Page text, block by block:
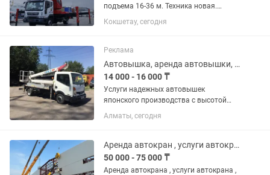
подъема 16-36 м. Техника новая.
Любая форма оплаты. Предоставляем
все необходимые документы.
регион. Гибкая система скидок.
Кокшетау, сегодня
Реклама
Автовышка, аренда автовышки, кобра, услуги автовышки по г Алматы и области!
14 000 - 16 000 ₸
Услуги надежных автовышек
японского производства с высотой
подъема корзины до 22-x метров!
Работаем по г. Алматы и Алматинской
компактность техники позволяет
работать в...
Алматы, сегодня
Аренда автокран , услуги автокрана , автокран 25 тонн , автокран китаец
50 000 - 75 000 ₸
Аренда автокрана , услуги автокрана ,